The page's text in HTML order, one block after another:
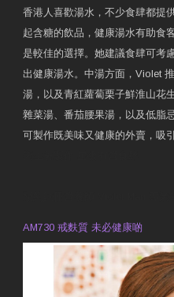
香港人喜歡湯水，不少食肆都提
起含糖的飲品，健康湯水有助食
是較佳的選擇。她建議食肆可考
出健康湯水。中湯方面，Violet
湯，以及青紅蘿蔔栗子鮮淮山花
雜菜湯、番茄腰果湯，以及低脂
可製作既美味又健康的外賣，吸
AM730 戒麩質 未必健康啲